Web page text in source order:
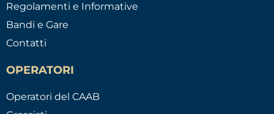
Regolamenti e Informative
Bandi e Gare
Contatti
OPERATORI
Operatori del CAAB